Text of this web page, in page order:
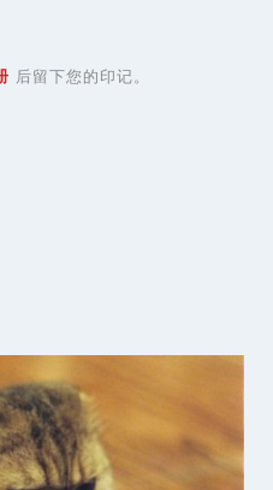
后留下您的印记。